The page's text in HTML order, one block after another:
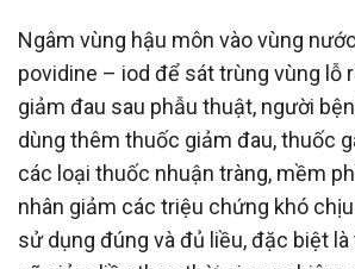
Ngâm vùng hậu môn vào vùng
povidine – iod để sát trùng vùng lỗ
giảm đau sau phẫu thuật, người
dùng thêm thuốc giảm đau, thuốc
các loại thuốc nhuận tràng, mềm
nhân giảm các triệu chứng khó
sử dụng đúng và đủ liều, đặc biệt